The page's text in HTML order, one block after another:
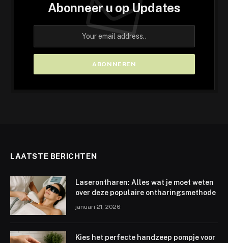
Abonneer u op Updates
LAATSTE BERICHTEN
Laserontharen: Alles wat je moet weten
over deze populaire ontharingsmethode
januari 21, 2026
Kies het perfecte handzeep pompje voor